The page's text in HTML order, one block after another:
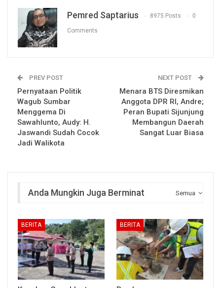
Pemred Saptarius 8975 Posts 0
Comments
PREV POST
Pernyataan Politik
Wagub Sumbar
Menggema Di
Sawahlunto, Audy: H.
Jaswandi Sudah Cocok
Jadi Walikota
NEXT POST
Menara BTS Diresmikan
Anggota DPR RI, Andre;
Peran Bupati Sijunjung
Membangun Daerah
Sangat Luar Biasa
Semua
Anda Mungkin Juga Berminat
BERITA BERITA